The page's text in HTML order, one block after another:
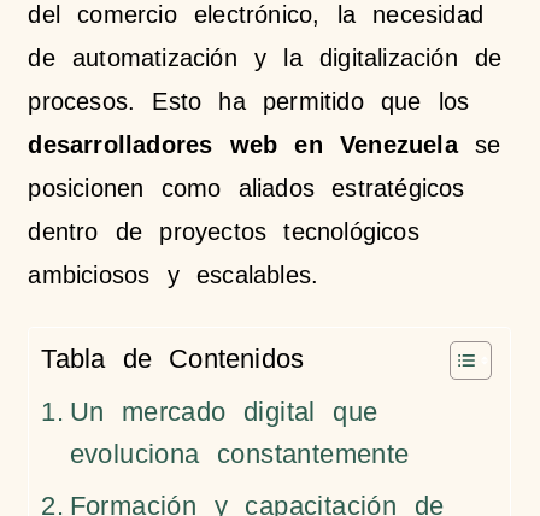
del comercio electrónico, la necesidad
de automatización y la digitalización de
procesos. Esto ha permitido que los
desarrolladores web en Venezuelase
posicionen como aliados estratégicos
dentro de proyectos tecnológicos
ambiciosos y escalables.
Tabla de Contenidos
Un mercado digital que
evoluciona constantemente
Formación y capacitación de